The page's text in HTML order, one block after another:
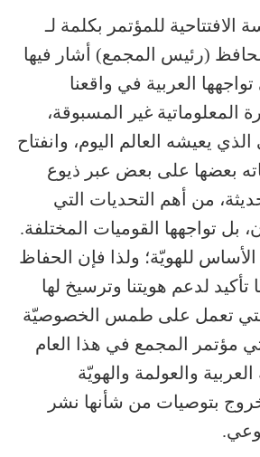
الافتتاحية للمؤتمر بكلمة لـ
(رئيس المجمع) أشار فيها
العربية في واقعنا
المعلوماتية غير المسبوقة،
يعيشه العالم اليوم، وانفتاح
بعضها على بعض عبر ذيوع
من أهم التحديات التي
بل تواجهها القوميات المختلفة.
للهويّة؛ ولذا فإن الحفاظ
لدعم هويتنا وترسيخ لها
تعمل على طمس الخصوصيّة
مؤتمر المجمع في هذا العام
والعولمة والهويّة
بتوصيات من شأنها نشر